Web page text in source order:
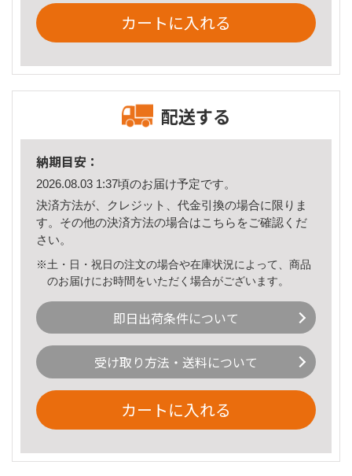
カートに入れる
配送する
納期目安：
2026.08.03 1:37頃のお届け予定です。
決済方法が、クレジット、代金引換の場合に限りま
す。その他の決済方法の場合はこちら をご確認くだ
さい。
※土・日・祝日の注文の場合や在庫状況によって、商品
のお届けにお時間をいただく場合がございます。
即日出荷条件について
受け取り方法・送料について
カートに入れる